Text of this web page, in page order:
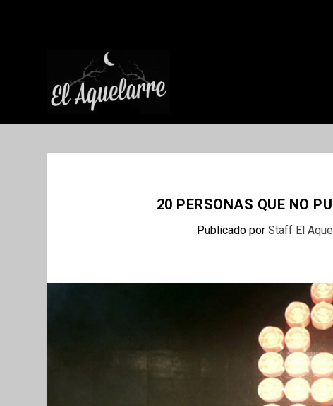
20 PERSONAS QUE NO
Publicado por Staff El